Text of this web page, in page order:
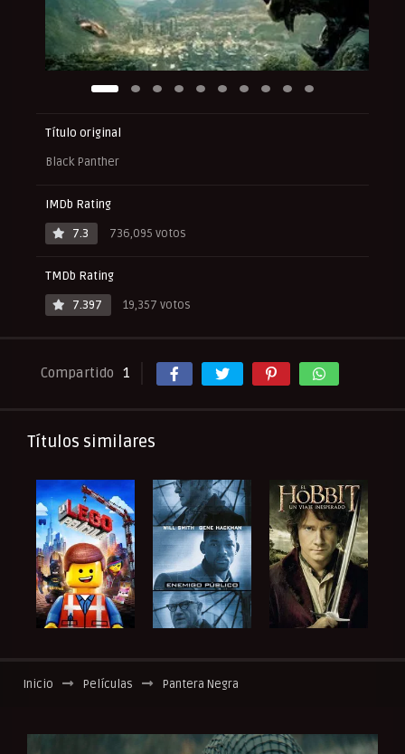
Título original
Black Panther
IMDb Rating
7.3
736,095 votos
TMDb Rating
7.397
19,357 votos
Compartido 1
Títulos similares
Inicio Películas Pantera Negra